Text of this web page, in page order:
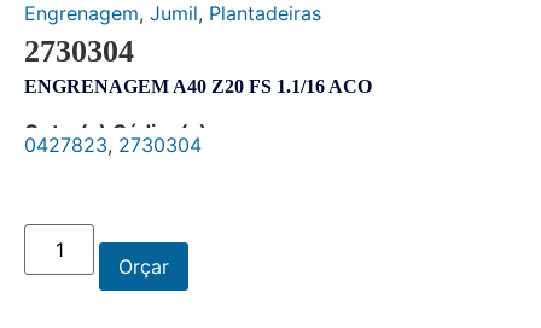
Engrenagem, Jumil, Plantadeiras
2730304
ENGRENAGEM A40 Z20 FS 1.1/16 ACO
Outro(s) Código(s):
0427823, 2730304
Orçar